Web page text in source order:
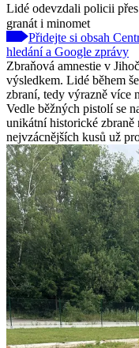
Lidé odevzdali policii
granát i minomet
Přidejte si obsah
hledání a Google zprávy
Zbraňová amnestie v
výsledkem. Lidé během
zbraní, tedy výrazně více
Vedle běžných pistolí se
unikátní historické zbraně
nejvzácnějších kusů už